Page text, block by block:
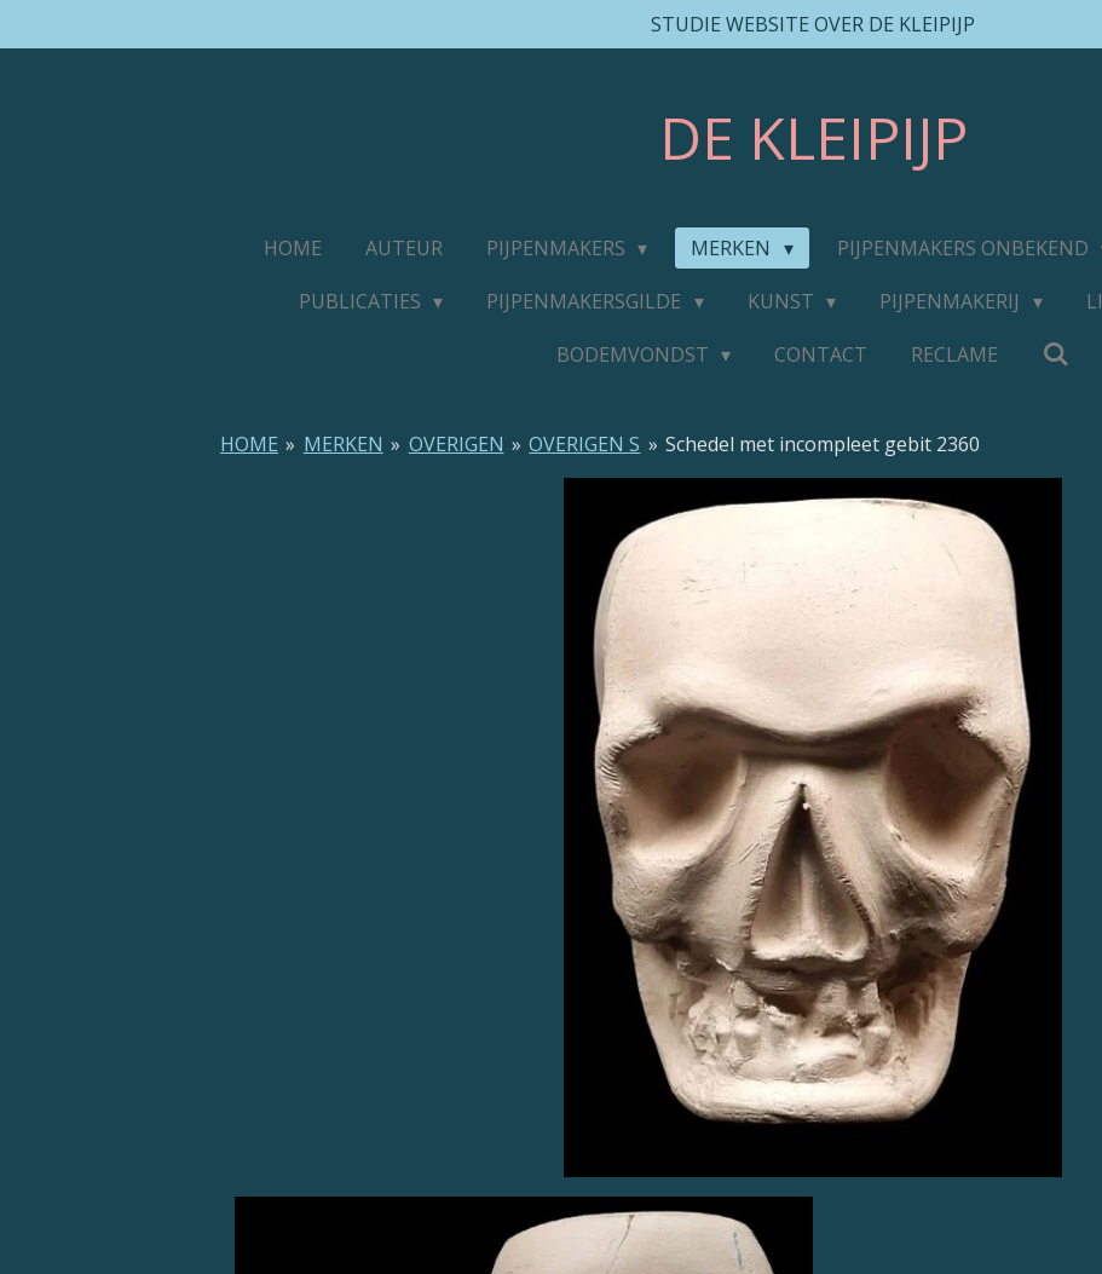
direct
STUDIE WEBSITE OVER DE KLEIPIJP
DE KLEIPIJP
HOME AUTEUR PIJPENMAKERS MERKEN PIJPENMAKERS ONBEKEND
PUBLICATIES
PIJPENMAKERSGILDE KUNST PIJPENMAKERIJ
BODEMVONDST
CONTACT RECLAME
HOME » MERKEN » OVERIGEN » OVERIGEN S » Schedel met incompleet gebit 2360